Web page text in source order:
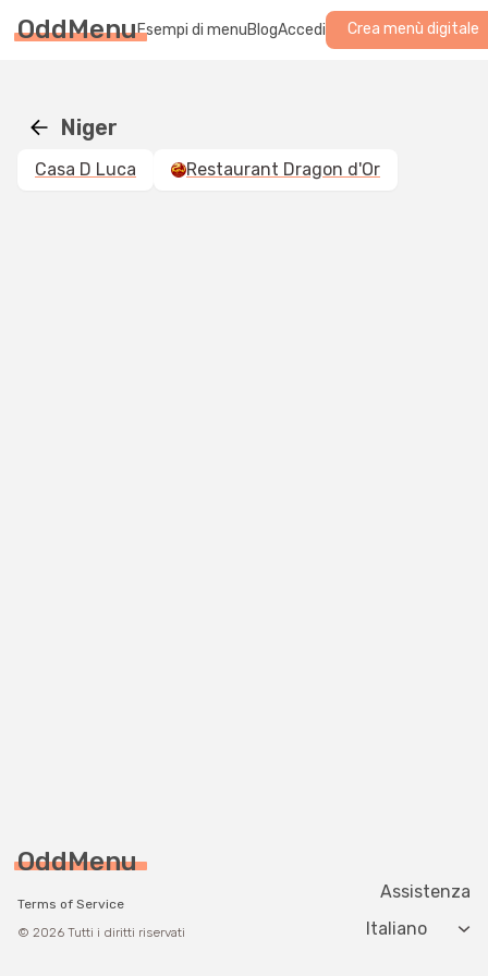
OddMenuEsempi di menuBlogAccedi Crea menù digitale
Niger
Casa D Luca Restaurant Dragon d'Or
OddMenu
Terms of Service
© 2026 Tutti i diritti riservati
Assistenza
Change